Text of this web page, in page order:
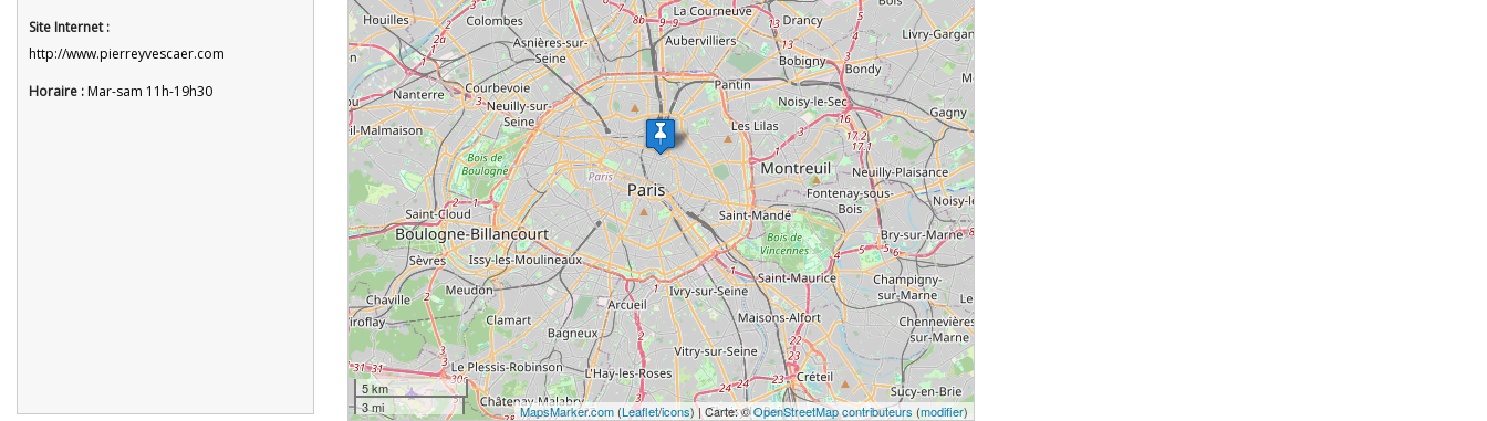
Site Internet :
http://www.pierreyvescaer.com
Horaire :Mar-sam 11h-19h30
5 km
3 mi
MapsMarker.com(Leaflet/icons) | Carte: ©OpenStreetMap contributeurs (modifier)